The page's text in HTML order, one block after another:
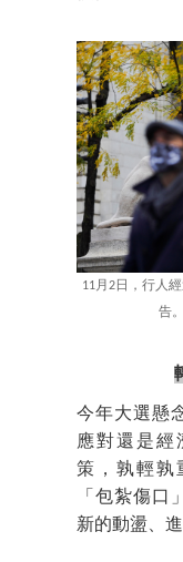
11月2日，行人
告
今年大選懸
應對還是經
策，孰輕孰
「包紮傷口
新的動盪、